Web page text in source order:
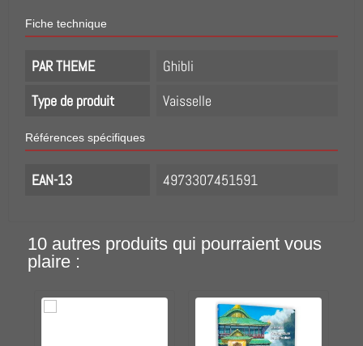
Fiche technique
PAR THEME
Ghibli
Type de produit
Vaisselle
Références spécifiques
EAN-13 4973307451591
10 autres produits qui pourraient vous
plaire :